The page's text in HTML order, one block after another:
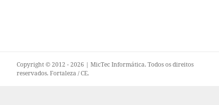
Copyright © 2012 - 2026 | MicTec Informática. Todos os direitos
reservados. Fortaleza / CE.